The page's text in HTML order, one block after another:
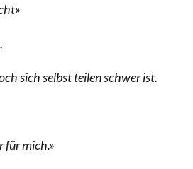
sich selbst teilen schwer ist.
für mich.»